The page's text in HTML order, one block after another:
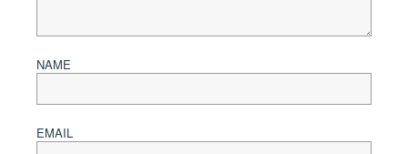
NAME
EMAIL